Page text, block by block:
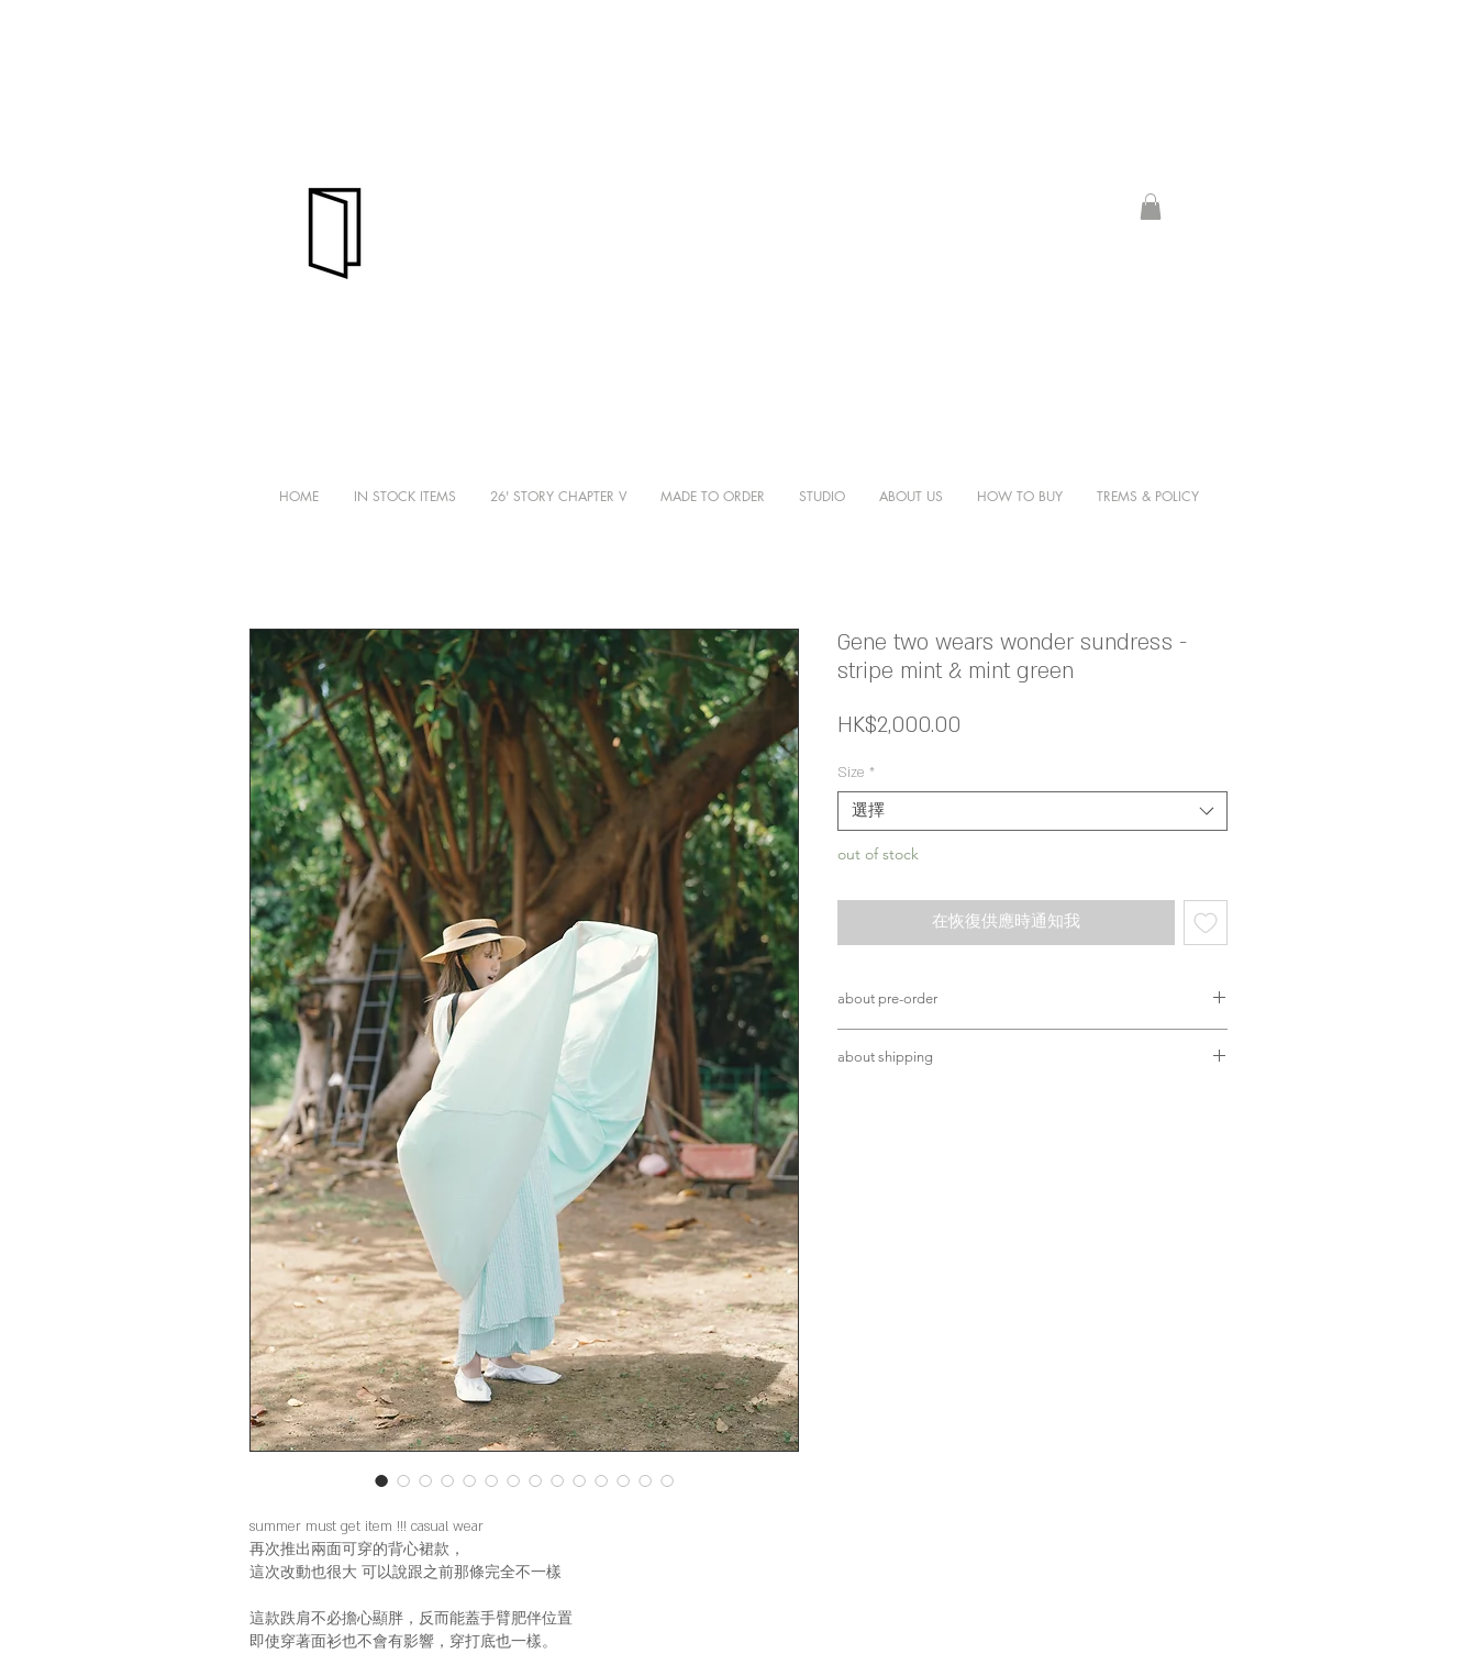
HOME IN STOCK ITEMS 26' STORY CHAPTER V MADE TO ORDER STUDIO ABOUT US HOW TO BUY TREMS & POLICY
summer must get item !!! casual wear
再次推出兩面可穿的背心裙款，
這次改動也很大 可以說跟之前那條完全不一樣
這款跌肩不必擔心顯胖，反而能蓋手臂肥伴位置
即使穿著面衫也不會有影響，穿打底也一樣。
Gene two wears wonder sundress -
stripe mint & mint green
HK$2,000.00
Size *
選擇
out of stock
在恢復供應時通知我
about pre-order
製作期為五個星期工作天「不含假日」​
about shipping